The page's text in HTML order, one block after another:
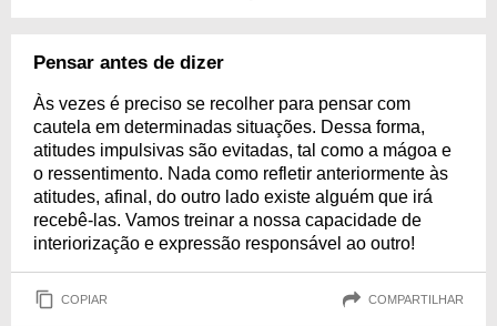
Pensar antes de dizer
Às vezes é preciso se recolher para pensar com
cautela em determinadas situações. Dessa forma,
atitudes impulsivas são evitadas, tal como a mágoa e
o ressentimento. Nada como refletir anteriormente às
atitudes, afinal, do outro lado existe alguém que irá
recebê-las. Vamos treinar a nossa capacidade de
interiorização e expressão responsável ao outro!
COPIAR COMPARTILHAR